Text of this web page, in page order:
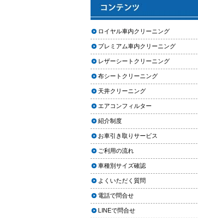
界線と失敗例
い原因とは？タバコ・ペット・カ
ビ別の正しい対処法
【2026年版】車内クリーニングは
どこまでやるべき？目的別おすす
め内容と費用目安
【2026年版】車内クリーニングの
料金相場はいくら？内容別・業者
別に徹底比較
ヘッドライト黄ばみ取りの料金相
場｜イエローハット・オートバッ
クス・専門店を徹底比較【2026年
版】
【2026年版】イエローハットのカ
ーフィルム料金はいくら？施工内
容・相場・安くするコツ
リース
2024年ゴールデンウィーク期間中の
営業予定（埼玉本店・東京足立店・
秋田能代店）
2024.03.23
埼玉のFMラジオ・NACK5で取り上
ていただきました
2024.03.22
埼玉本店が東京方面からこれまで以
上に利用しやすく
2024.02.29
2024年3月14日・臨時休業のお知ら
2023.12.21
年末年始の予定（2023年-2024年）
2023.11.26
年末に「車も大掃除」をしようキャ
ロイヤル車内クリーニング
プレミアム車内クリーニング
レザーシートクリーニング
布シートクリーニング
天井クリーニング
エアコンフィルター
紹介制度
お車引き取りサービス
ご利用の流れ
車種別サイズ確認
よくいただく質問
電話で問合せ
LINEで問合せ